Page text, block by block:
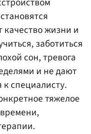
жизни и
заботиться
сон, тревога
и не дают
специалисту.
тяжелое